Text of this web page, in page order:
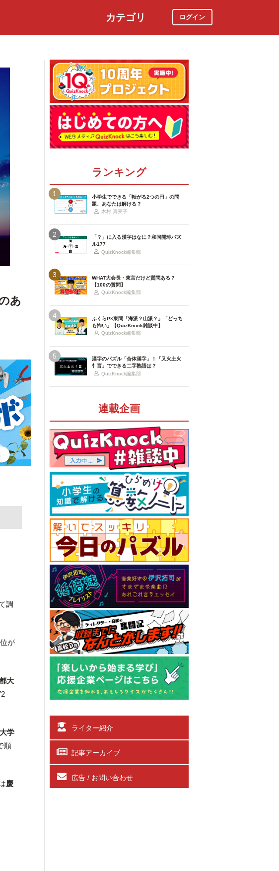
カテゴリ ログイン
あ
調
が
大
学
順
慶
ランキング
1
小学生でできる「転がる2つの円」の問
題、あなたは解ける？
木村 真実子
2
「？」に入る漢字はなに？和同開珎パズ
ル177
QuizKnock編集部
3
WHAT大会長・東言だけど質問ある？
【100の質問】
QuizKnock編集部
4
ふくらP×東問「海派？山派？」「どっち
も怖い」【QuizKnock雑談中】
QuizKnock編集部
5
漢字のパズル「合体漢字」！「又火土火
忄言」でできる二字熟語は？
QuizKnock編集部
連載企画
ライター紹介
記事アーカイブ
広告 / お問い合わせ